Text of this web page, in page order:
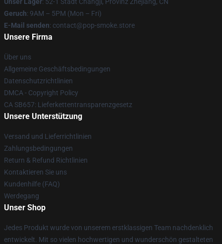
Geruch: 9AM – 5PM (Mon – Fri)
E-Mail senden: contact@pop-smoke.store
Unsere Firma
Über uns
Allgemeine Geschäftsbedingungen
Datenschutzrichtlinien
DMCA - Copyright Policy
CA SB657: Lieferkettentransparenzgesetz
Unsere Unterstützung
Versand und Lieferrichtlinien
Zahlungsbedingungen
Return & Refund Richtlinien
Kontaktieren Sie uns
Kundenhilfe (FAQ)
Werdegang
Unser Shop
Jedes Produkt wurde von unserem erstklassigen Team nachdenklich
entwickelt. Mit so vielen hochwertigen und wunderschön gestalteten